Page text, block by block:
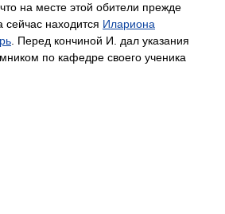
на месте этой обители прежде
сейчас находится Илариона
. Перед кончиной И. дал указания
по кафедре своего ученика